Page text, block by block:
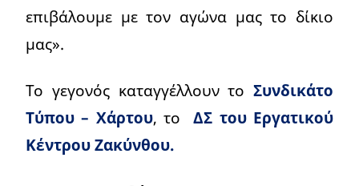
επιβάλουμε με τον αγώνα μας το δίκιο
μας».
Το γεγονός καταγγέλλουν το Συνδικάτο
Τύπου – Χάρτου, τοΔΣ του Εργατικού
Κέντρου Ζακύνθου.